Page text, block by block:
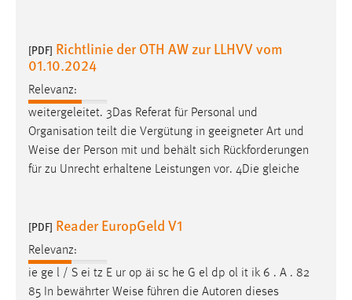
[PDF] Richtlinie der OTH AW zur LLHVV vom
01.10.2024
Relevanz:
weitergeleitet. 3Das Referat für Personal und
Organisation teilt die Vergütung in geeigneter Art und
Weise der Person mit und behält sich Rückforderungen
für zu Unrecht erhaltene Leistungen vor. 4Die gleiche
[PDF] Reader EuropGeld V1
Relevanz:
ie ge l / S ei tz E ur op äi sc he G el dp ol it ik 6 . A . 82
85 In bewährter Weise führen die Autoren dieses
Statistik Cookies erfassen Informationen anonym.
Diese Informationen helfen uns zu verstehen, wie
unsere Besucher unsere Website nutzen.
Matomo
Name:
_pk_ref, _pk_cvar, _pk_id, _pk_ses
Zugriffsstatistik
Cookie Laufzeit:
Max. 13 Monate